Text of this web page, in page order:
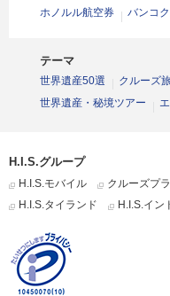
ホノルル航空券 バンコ
テーマ
世界遺産50選 クルーズ
世界遺産・秘境ツアー
H.I.S.グループ
H.I.S.モバイル クルーズプ
H.I.S.タイランド
H.I.S.イン